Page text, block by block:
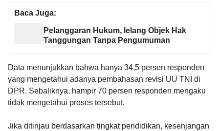
Baca Juga:
Pelanggaran Hukum, lelang Objek Hak
Tanggungan Tanpa Pengumuman
Data menunjukkan bahwa hanya 34,5 persen responden
yang mengetahui adanya pembahasan revisi UU TNI di
DPR. Sebaliknya, hampir 70 persen responden mengaku
tidak mengetahui proses tersebut.
Jika ditinjau berdasarkan tingkat pendidikan, kesenjangan